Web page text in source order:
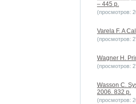
– 445 p.
(просмотров:
Varela F. A
(просмотров:
Wagner H.
(просмотров:
Wasson C.
2006. 832 p.
(просмотров: